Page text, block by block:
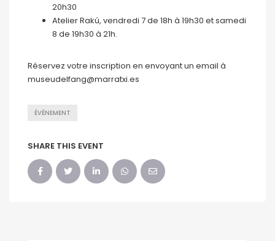
20h30
Atelier Rakú, vendredi 7 de 18h à 19h30 et samedi
8 de 19h30 à 21h.
Réservez votre inscription en envoyant un email à
museudelfang@marratxi.es
ÉVÉNEMENT
SHARE THIS EVENT